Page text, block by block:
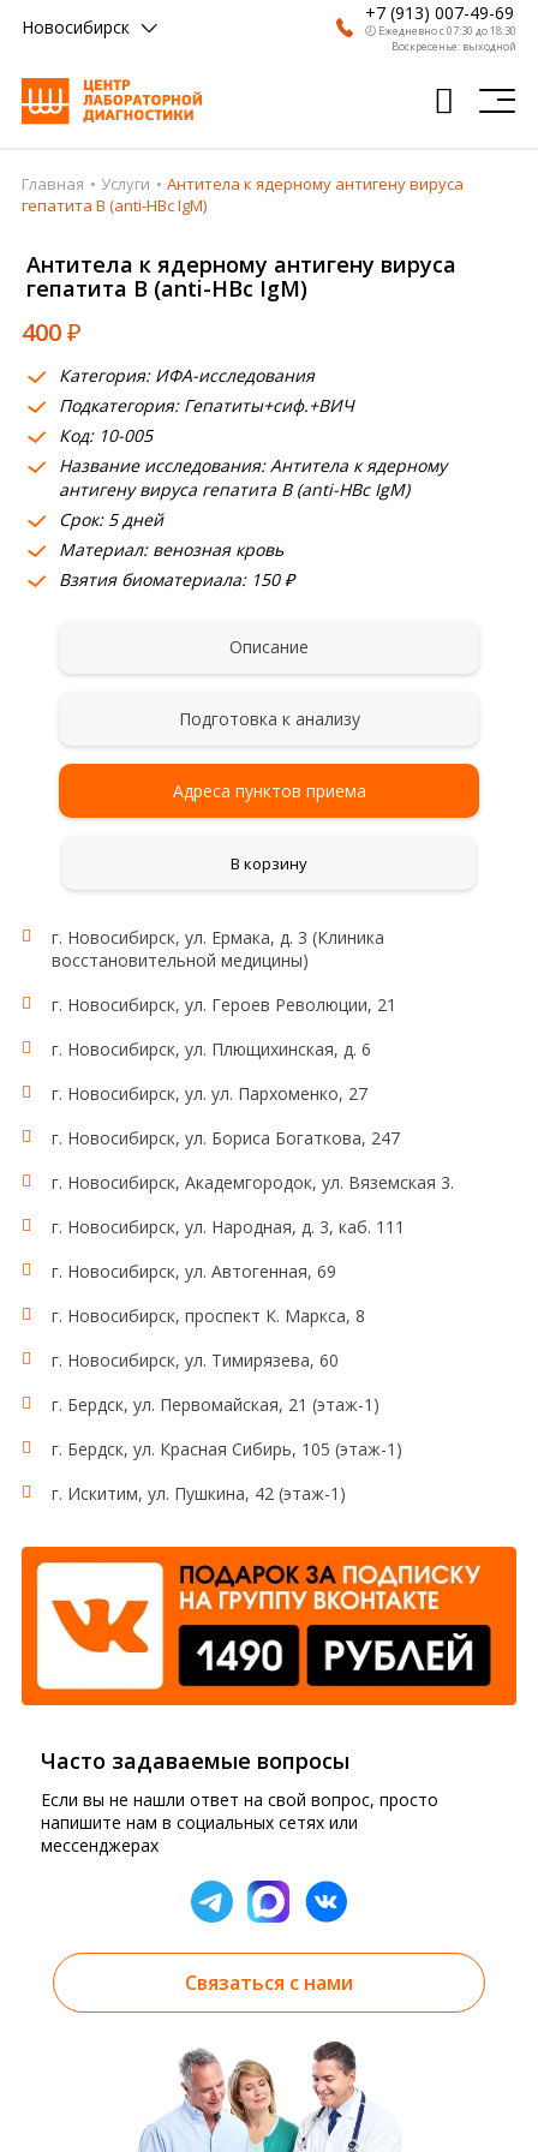
Новосибирск
+7 (913) 007-49-69
🕗 Ежедневно с 07:30 до 18:30
Воскресенье: выходной
Главная
Врачи
Получить результат
Пациентам
О компании
Где сдать
Партнерам
Главная Услуги
Антитела к ядерному антигену вируса
гепатита В (anti-HBc IgM)
Антитела к ядерному антигену вируса
гепатита В (anti-HBc IgM)
400₽
Категория: ИФА-исследования
Подкатегория: Гепатиты+сиф.+ВИЧ
Код: 10-005
Название исследования: Антитела к ядерному
антигену вируса гепатита В (anti-HBc IgM)
Срок: 5 дней
Материал: венозная кровь
Взятия биоматериала: 150 ₽
Описание
Подготовка к анализу
Адреса пунктов приема
В корзину
г. Новосибирск, ул. Ермака, д. 3 (Клиника
восстановительной медицины)
г. Новосибирск, ул. Героев Революции, 21
г. Новосибирск, ул. Плющихинская, д. 6
г. Новосибирск, ул. ул. Пархоменко, 27
г. Новосибирск, ул. Бориса Богаткова, 247
г. Новосибирск, Академгородок, ул. Вяземская 3.
г. Новосибирск, ул. Народная, д. 3, каб. 111
г. Новосибирск, ул. Автогенная, 69
г. Новосибирск, проспект К. Маркса, 8
г. Новосибирск, ул. Тимирязева, 60
г. Бердск, ул. Первомайская, 21 (этаж-1)
г. Бердск, ул. Красная Сибирь, 105 (этаж-1)
г. Искитим, ул. Пушкина, 42 (этаж-1)
Часто задаваемые вопросы
Если вы не нашли ответ на свой вопрос, просто
напишите нам в социальных сетях или
мессенджерах
Связаться с нами